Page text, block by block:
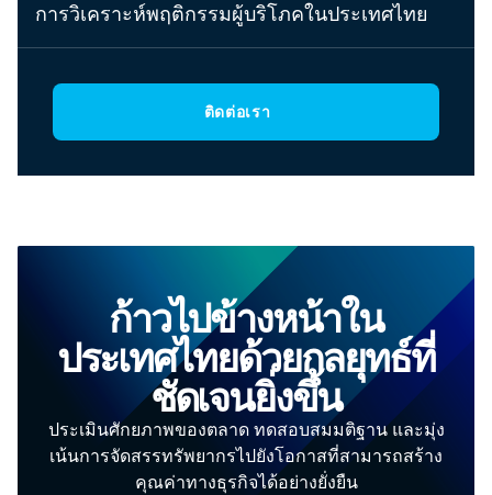
การวิเคราะห์พฤติกรรมผู้บริโภคในประเทศไทย
ติดต่อเรา
ก้าวไปข้างหน้าใน
ประเทศไทยด้วยกลยุทธ์ที่
ชัดเจนยิ่งขึ้น
ประเมินศักยภาพของตลาด ทดสอบสมมติฐาน และมุ่ง
เน้นการจัดสรรทรัพยากรไปยังโอกาสที่สามารถสร้าง
คุณค่าทางธุรกิจได้อย่างยั่งยืน